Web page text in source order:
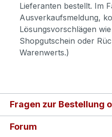
Lieferanten bestellt. Im
Ausverkaufsmeldung,
Lösungsvorschlägen
Shopgutschein oder
Warenwerts.)
Fragen zur Bestellung
Forum